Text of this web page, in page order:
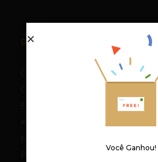
Produtos:
Você Ganhou!